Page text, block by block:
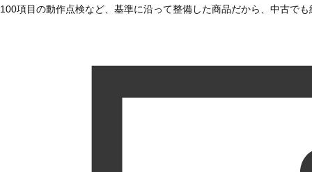
100項目の動作点検など、基準に沿って整備した商品だから、中古で